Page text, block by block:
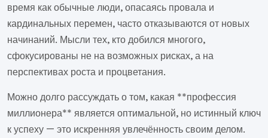
время как обычные люди, опасаясь провала и
кардинальных перемен, часто отказываются от новых
начинаний. Мысли тех, кто добился многого,
сфокусированы не на возможных рисках, а на
перспективах роста и процветания.
Можно долго рассуждать о том, какая **профессия
миллионера** является оптимальной, но истинный ключ
к успеху — это искренняя увлечённость своим делом.